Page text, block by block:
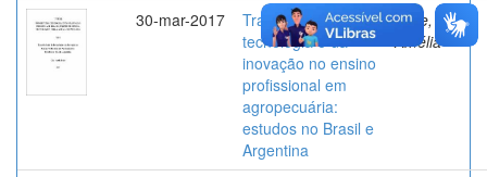
30-mar-2017
Transferência da
tecnologia e da
inovação no ensino
profissional em
agropecuária:
estudos no Brasil e
Argentina
Leite, Gilsa
Amélia